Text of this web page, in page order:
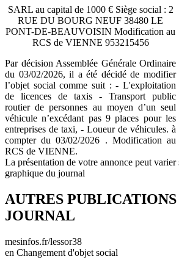
SARL au capital de 1000 € Siège social : 2
RUE DU BOURG NEUF 38480 LE
PONT-DE-BEAUVOISIN Modification au
RCS de VIENNE 953215456
Par décision Assemblée Générale Ordinaire
du 03/02/2026, il a été décidé de modifier
l’objet social comme suit : - L'exploitation
de licences de taxis - Transport public
routier de personnes au moyen d’un seul
véhicule n’excédant pas 9 places pour les
entreprises de taxi, - Loueur de véhicules. à
compter du 03/02/2026 . Modification au
RCS de VIENNE.
La présentation de votre annonce peut
graphique du journal
AUTRES
JOURNAL
mesinfos.fr/lessor38
en Changement d'objet social